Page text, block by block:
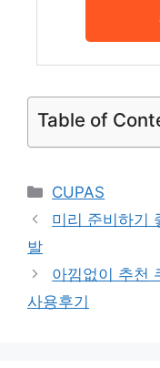
Table of
Categories
CUPAS
미리 준비하기
발
아낌없이 추천
사용후기